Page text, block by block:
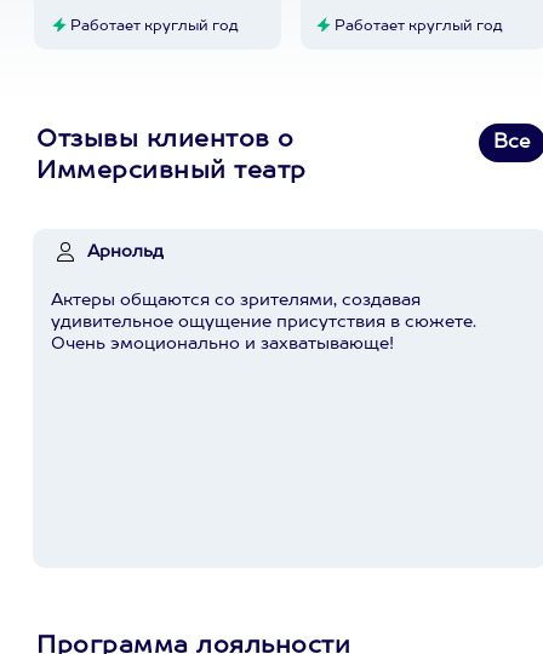
Работает круглый год Работает круглый год
Отзывы клиентов о
Иммерсивный театр
Все
Арнольд
Актеры общаются со зрителями, создавая
удивительное ощущение присутствия в сюжете.
Очень эмоционально и захватывающе!
Программа лояльности